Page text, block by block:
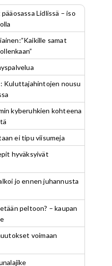
Lidlissä – iso
samat
Kuluttajahintojen nousu
kyberuhkien kohteena
ei tipu viisumeja
hyväksyivät
jo ennen juhannusta
peltoon? – kaupan
voimaan